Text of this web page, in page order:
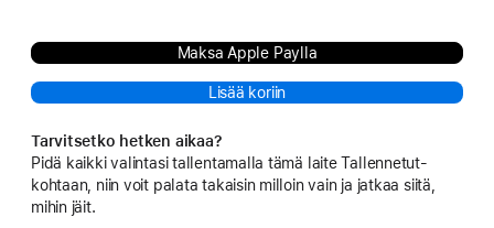
Maksa Apple Paylla
Lisää koriin
Tarvitsetko hetken aikaa?
Pidä kaikki valintasi tallentamalla tämä laite Tallennetut-
kohtaan, niin voit palata takaisin milloin vain ja jatkaa siitä,
mihin jäit.